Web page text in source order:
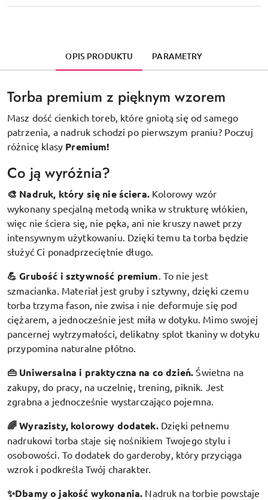
OPIS PRODUKTU PARAMETRY
Torba premium z pięknym wzorem
Masz dość cienkich toreb, które gniotą się od samego
patrzenia, a nadruk schodzi po pierwszym praniu? Poczuj
różnicę klasy Premium!
Co ją wyróżnia?
🎨 Nadruk, który się nie ściera. Kolorowy wzór
wykonany specjalną metodą wnika w strukturę włókien,
więc nie ściera się, nie pęka, ani nie kruszy nawet przy
intensywnym użytkowaniu. Dzięki temu ta torba będzie
służyć Ci ponadprzeciętnie długo.
💪 Grubość i sztywność premium To nie jest
szmacianka. Materiał jest gruby i sztywny, dzięki czemu
torba trzyma fason, nie zwisa i nie deformuje się pod
ciężarem, a jednocześnie jest miła w dotyku. Mimo swojej
pancernej wytrzymałości, delikatny splot tkaniny w dotyku
przypomina naturalne płótno.
👜 Uniwersalna i praktyczna na co dzień. Świetna na
zakupy, do pracy, na uczelnię, trening, piknik. Jest
zgrabna a jednocześnie wystarczająco pojemna.
🌈 Wyrazisty, kolorowy dodatek. Dzięki pełnemu
nadrukowi torba staje się nośnikiem Twojego stylu i
osobowości. To dodatek do garderoby, który przyciąga
wzrok i podkreśla Twój charakter.
✨Dbamy o jakość wykonania. Nadruk na torbie powstaje